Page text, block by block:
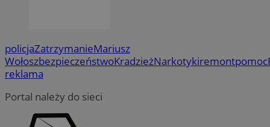
policjaZatrzymanieMariusz
WołoszbezpieczeństwoKradzieżNarkotykiremontpomoc
reklama
Portal należy do sieci